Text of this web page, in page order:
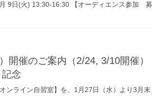
9日(火) 13:30-16:30 【オーディエンス参加
開催のご案内（2/24, 3/10開催
念
ンライン自習室】を、1月27日（水）より3月